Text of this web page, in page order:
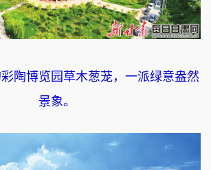
陶博览园草木葱茏，一派绿意盎然
景象。